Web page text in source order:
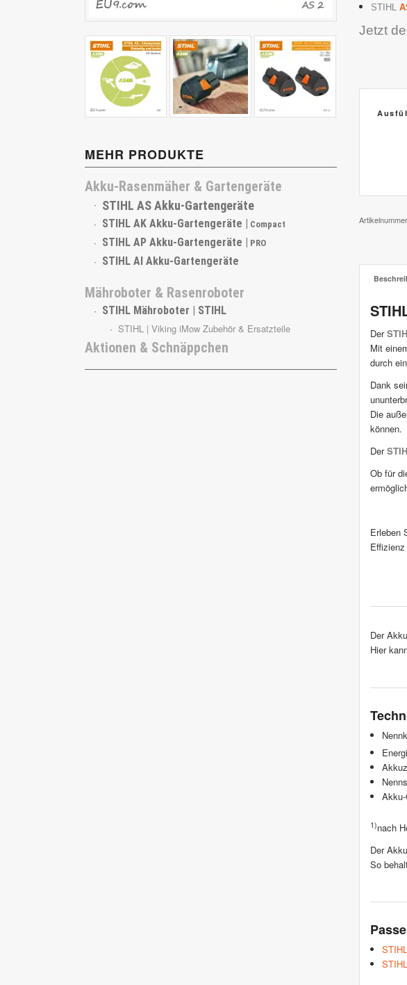
MEHR PRODUKTE
Akku-Rasenmäher & Gartengeräte
STIHL AS Akku-Gartengeräte
STIHL AK Akku-Gartengeräte | Compact
STIHL AP Akku-Gartengeräte | PRO
STIHL AI Akku-Gartengeräte
Mähroboter & Rasenroboter
STIHL Mähroboter | STIHL
STIHL | Viking iMow Zubehör & Ersatzteile
Aktionen & Schnäppchen
STIHL
Jetzt
Der
Mit
durch
Dank
Die
können.
Der
Ob für
Erleben
Der
Hier
1)nach
Der
So